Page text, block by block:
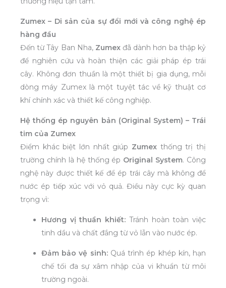
Zumex – Di sản của sự đổi mới và công nghệ ép
hàng đầu
Đến từ Tây Ban Nha, Zumexđã dành hơn ba thập kỷ
để nghiên cứu và hoàn thiện các giải pháp ép trái
cây. Không đơn thuần là một thiết bị gia dụng, mỗi
dòng máy Zumex là một tuyệt tác về kỹ thuật cơ
khí chính xác và thiết kế công nghiệp.
Hệ thống ép nguyên bản (Original System) – Trái
tim của Zumex
Điểm khác biệt lớn nhất giúp Zumex thống trị thị
trường chính là hệ thống ép Original System. Công
nghệ này được thiết kế để ép trái cây mà không để
nước ép tiếp xúc với vỏ quả. Điều này cực kỳ quan
trọng vì:
Hương vị thuần khiết: Tránh hoàn toàn việc
tinh dầu và chất đắng từ vỏ lẫn vào nước ép.
Đảm bảo vệ sinh:Quá trình ép khép kín, hạn
chế tối đa sự xâm nhập của vi khuẩn từ môi
trường ngoài.